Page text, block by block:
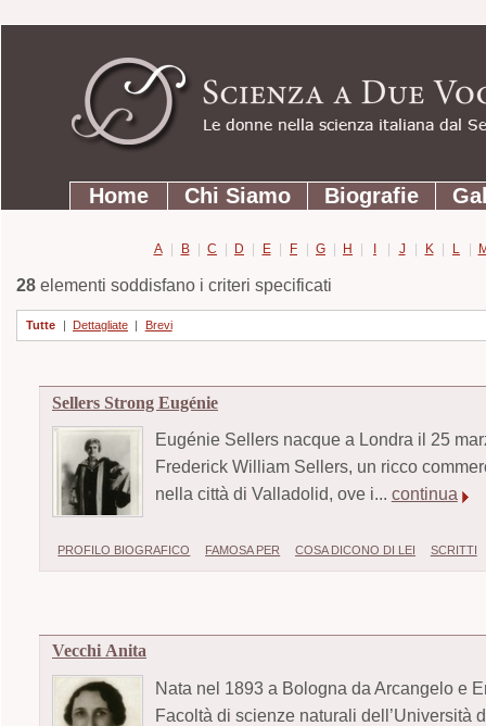
contenuti.
Strumenti
personali
SezioniHome Chi Siamo Biografie
A | B | C | D | E | F | G | H | I | J | K | L |
28elementi soddisfano i criteri specificati
Tutte | Dettagliate | Brevi
Sellers Strong Eugénie
Eugénie Sellers nacque a Londra il 25
Frederick William Sellers, un ricco
nella città di Valladolid, ove i... continua
PROFILO BIOGRAFICO FAMOSA PER COSA DICONO DI LEI SCRITTI
Vecchi Anita
Nata nel 1893 a Bologna da Arcangelo e
Facoltà di scienze naturali dell’Università